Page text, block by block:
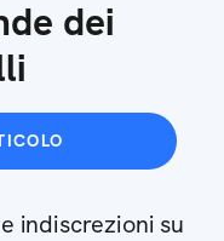
dei
indiscrezioni su